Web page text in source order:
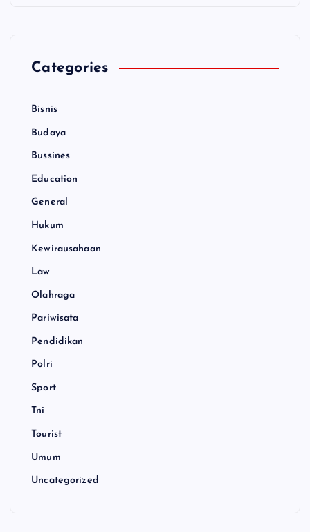
Categories
Bisnis
Budaya
Bussines
Education
General
Hukum
Kewirausahaan
Law
Olahraga
Pariwisata
Pendidikan
Polri
Sport
Tni
Tourist
Umum
Uncategorized